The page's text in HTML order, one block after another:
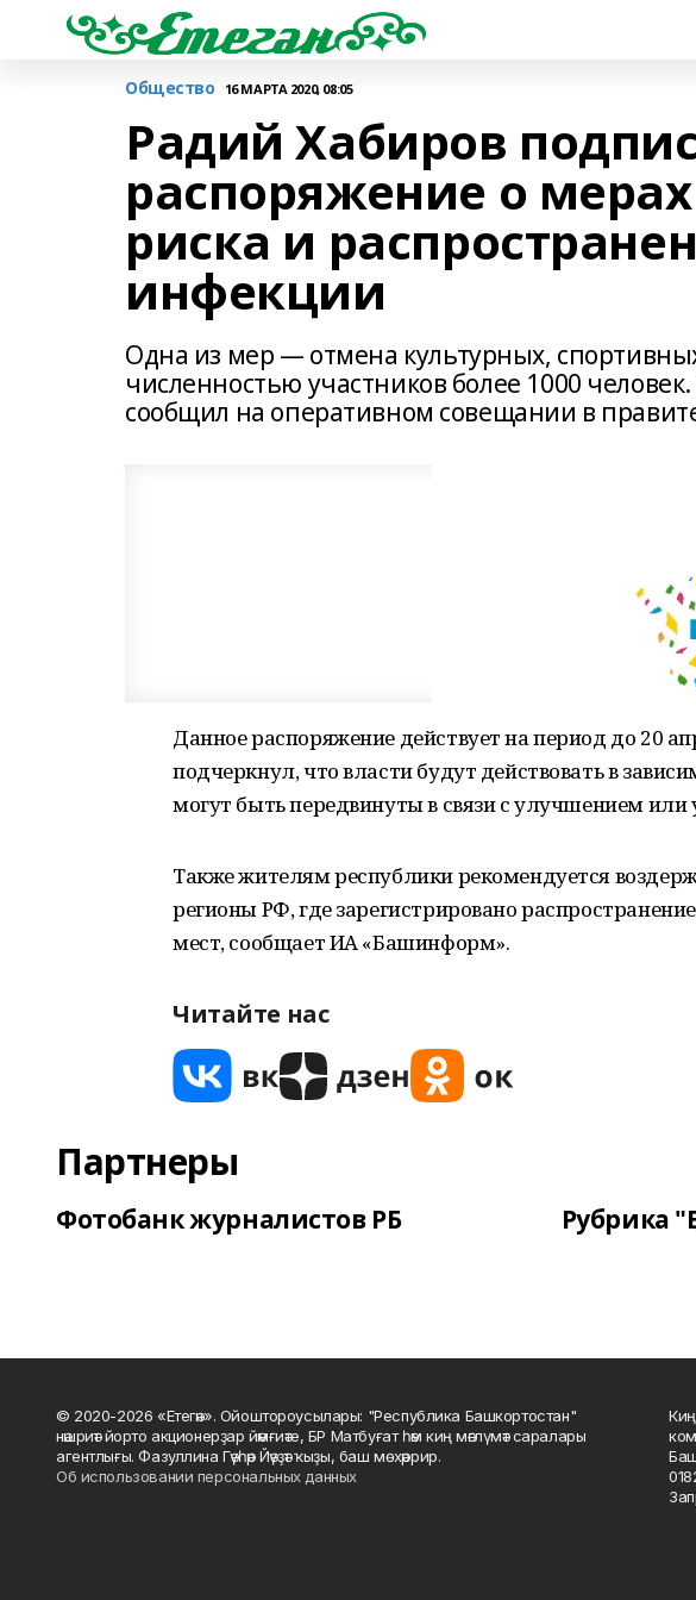
Общество 16 МАРТА 2020, 08:05
Радий Хабиров
распоряжение о
риска и
инфекции
Одна из мер — отмена культурных,
численностью участников более 1000
сообщил на оперативном совещании в
Данное распоряжение действует на период до 20
подчеркнул, что власти будут действовать в
могут быть передвинуты в связи с улучшением
Также жителям республики рекомендуется
регионы РФ, где зарегистрировано
мест, сообщает ИА «Башинформ».
Читайте нас
Партнеры
Фотобанк журналистов РБ Рубрика
© 2020-2026 «Етегән». Ойоштороусылары: "Республика Башкортостан"
нәшриәт йорто акционерҙар йәмғиәте, БР Матбуғат һәм киң мәғлүмәт саралары
агентлығы. Фазуллина Гәүһәр Йәүҙәт ҡыҙы, баш мөхәррир.
Об использовании персональных данных